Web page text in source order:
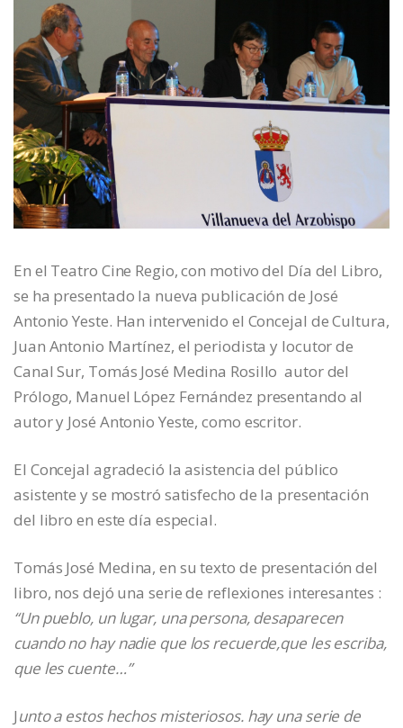
En el Teatro Cine Regio, con motivo del Día del Libro,
se ha presentado la nueva publicación de José
Antonio Yeste. Han intervenido el Concejal de Cultura,
Juan Antonio Martínez, el periodista y locutor de
Canal Sur, Tomás José Medina Rosillo autor del
Prólogo, Manuel López Fernández presentando al
autor y José Antonio Yeste, como escritor.
El Concejal agradeció la asistencia del público
asistente y se mostró satisfecho de la presentación
del libro en este día especial.
Tomás José Medina, en su texto de presentación del
libro, nos dejó una serie de reflexiones interesantes :
“Un pueblo, un lugar, una persona, desaparecen
cuando no hay nadie que los recuerde,que les escriba,
que les cuente…”
Junto a estos hechos misteriosos. hay una serie de